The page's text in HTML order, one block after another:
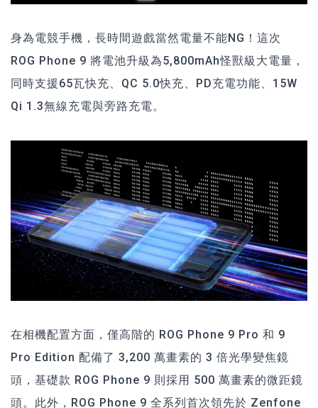
身為電競手機，長時間遊戲當然電量不能NG！這次
ROG Phone 9 將電池升級為5,800mAh怪獸級大電量，
同時支援65瓦快充、QC 5.0快充、PD充電功能、15W
Qi 1.3無線充電與旁路充電。
在相機配置方面，僅高階的 ROG Phone 9 Pro 和 9
Pro Edition 配備了 3,200 萬畫素的 3 倍光學變焦鏡
頭，基礎款 ROG Phone 9 則採用 500 萬畫素的微距鏡
頭。此外，ROG Phone 9 全系列首次領先於 Zenfone